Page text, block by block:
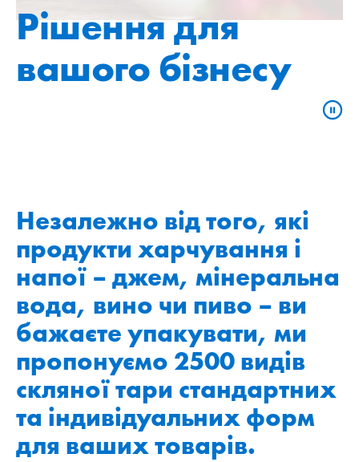
Рішення для
вашого бізнесу
Незалежно від того, які
продукти харчування і
напої – джем, мінеральна
вода, вино чи пиво – ви
бажаєте упакувати, ми
пропонуємо 2500 видів
скляної тари стандартних
та індивідуальних форм
для ваших товарів.